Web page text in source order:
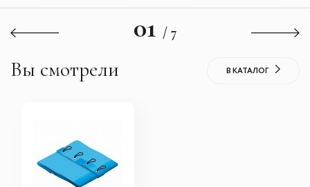
01 / 7
Вы смотрели В КАТАЛОГ